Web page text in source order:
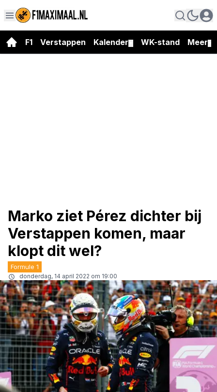
F1 Verstappen Kalender WK-stand Meer
Marko ziet Pérez dichter bij
Verstappen komen, maar
klopt dit wel?
Formule 1
donderdag, 14 april 2022 om 19:00